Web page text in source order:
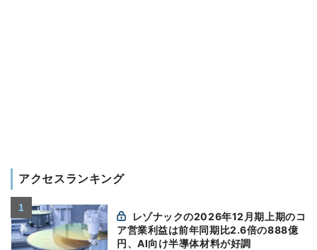
アクセスランキング
ア営業利益は前年同期比2.6倍の888億
円、AI向け半導体材料が好調